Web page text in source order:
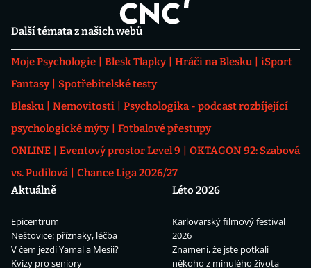
Další témata z našich webů
Moje Psychologie Blesk Tlapky Hráči na Blesku
iSport
Fantasy
Spotřebitelské testy
Blesku
Nemovitosti
Psychologika - podcast rozbíjející
psychologické mýty
Fotbalové přestupy
ONLINE
Eventový prostor Level 9
OKTAGON 92: Szabová
vs. Pudilová
Chance Liga 2026/27
Aktuálně
Epicentrum
Neštovice: příznaky, léčba
V čem jezdí Yamal a Mesii?
Kvízy pro seniory
Léto 2026
Karlovarský filmový festival
2026
Znamení, že jste potkali
někoho z minulého života